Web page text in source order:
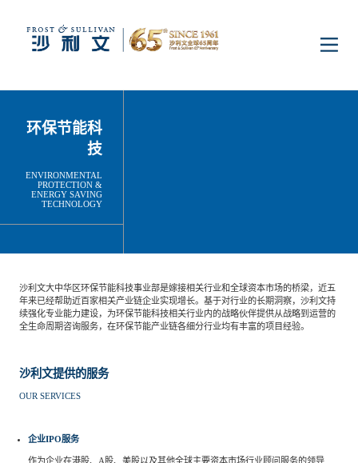
首页
行业研究
市场动态
行业
双碳新能源 医疗与生命科学
餐饮与新零售
智能家居
资本市场顾问服务
企业咨询服务
传媒中心
公司动态
媒体报道
活动
关于我们
环保节能科
技
ENVIRONMENTAL
PROTECTION &
ENERGY SAVING
TECHNOLOGY
沙利文大中华区环保节能科技事业部是嫁接相关行业和全球资本市场的桥梁，近五
年来已经帮助近百家相关产业链企业实现增长。基于对行业的长期洞察，沙利文持
续强化专业能力建设，为环保节能科技相关行业内的战略伙伴提供从战略到运营的
全生命周期咨询服务，在环保节能产业链各细分行业均有丰富的项目经验。
沙利文提供的服务
OUR SERVICES
企业IPO服务
作为企业在港股、A股、美股以及其他全球主要资本市场行业顾问服务的领导